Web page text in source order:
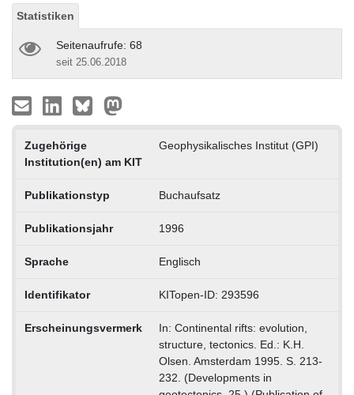
Statistiken
Seitenaufrufe: 68
seit 25.06.2018
Zugehörige
Institution(en) am KIT
Geophysikalisches Institut (GPI)
Publikationstyp Buchaufsatz
Publikationsjahr 1996
Sprache Englisch
Identifikator KITopen-ID: 293596
Erscheinungsvermerk
In: Continental rifts: evolution,
structure, tectonics. Ed.: K.H.
Olsen. Amsterdam 1995. S. 213-
232. (Developments in